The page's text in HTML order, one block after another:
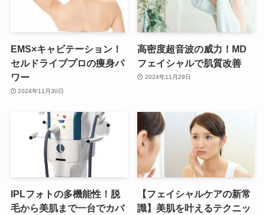
EMS×キャビテーション！
セルドライブプロの痩身パ
ワー
2024年11月30日
高密度超音波の威力！MD
フェイシャルで肌質改善
2024年11月29日
IPLフォトの多機能性！脱
毛から美肌まで一台でカバ
【フェイシャルケアの新常
識】美肌を叶えるテクニッ